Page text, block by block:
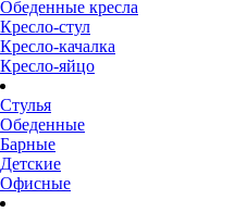
Обеденные кресла
Кресло-стул
Кресло-качалка
Кресло-яйцо
Стулья
Обеденные
Барные
Детские
Офисные